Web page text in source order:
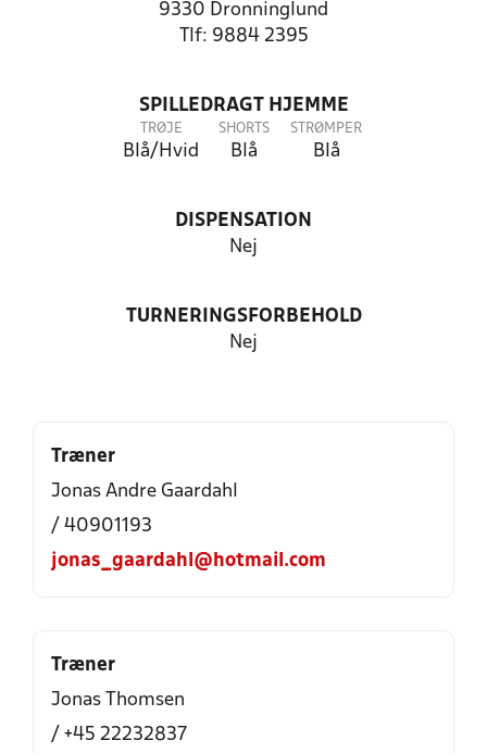
9330 Dronninglund
Tlf: 9884 2395
SPILLEDRAGT HJEMME
TRØJE
Blå/Hvid
SHORTS
Blå
STRØMPER
Blå
DISPENSATION
Nej
TURNERINGSFORBEHOLD
Nej
Træner
Jonas Andre Gaardahl
/ 40901193
jonas_gaardahl@hotmail.com
Træner
Jonas Thomsen
/ +45 22232837